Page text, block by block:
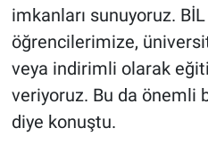
imkanları sunuyoruz.
öğrencilerimize,
veya indirimli olarak
veriyoruz. Bu da önemli
diye konuştu.